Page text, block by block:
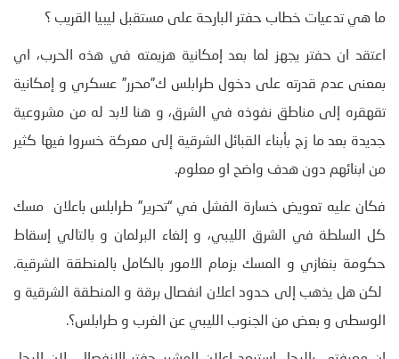
ما هي تدعيات خطاب حفتر البارحة على مستقبل ليبيا القريب ؟
اعتقد ان حفتر يجهز لما بعد إمكانية هزيمته في هذه الحرب، اي
بمعنى عدم قدرته على دخول طرابلس ك”محرر” عسكري و إمكانية
تقهقره إلى مناطق نفوذه في الشرق، و هنا لابد له من مشروعية
جديدة بعد ما زج بأبناء القبائل الشرقية إلى معركة خسروا فيها كثير
من ابنائهم دون هدف واضح او معلوم.
فكان عليه تعويض خسارة الفشل في “تحرير” طرابلس باعلان مسك
كل السلطة في الشرق الليبي، و إلغاء البرلمان و بالتالي إسقاط
حكومة بنغازي و المسك بزمام الامور بالكامل بالمنطقة الشرقية.
لكن هل يذهب إلى حدود اعلان انفصال برقة و المنطقة الشرقية و
الوسطى و بعض من الجنوب الليبي عن الغرب و طرابلس؟.